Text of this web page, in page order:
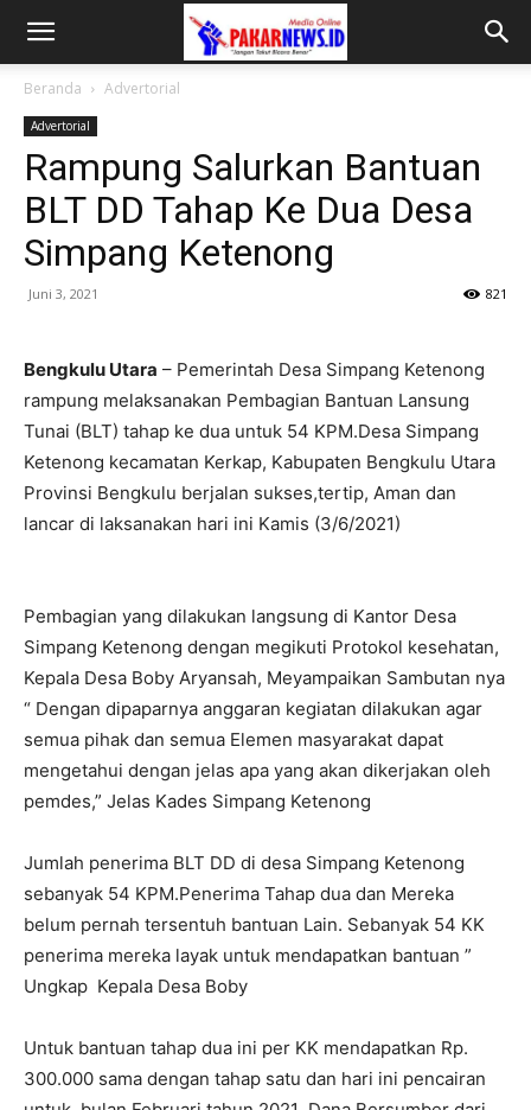
Beranda Advertorial
Advertorial
Rampung Salurkan Bantuan
BLT DD Tahap Ke Dua Desa
Simpang Ketenong
Juni 3, 2021 821
Bengkulu Utara – Pemerintah Desa Simpang Ketenong
rampung melaksanakan Pembagian Bantuan Lansung
Tunai (BLT) tahap ke dua untuk 54 KPM.Desa Simpang
Ketenong kecamatan Kerkap, Kabupaten Bengkulu Utara
Provinsi Bengkulu berjalan sukses,tertip, Aman dan
lancar di laksanakan hari ini Kamis (3/6/2021)
Pembagian yang dilakukan langsung di Kantor Desa
Simpang Ketenong dengan megikuti Protokol kesehatan,
Kepala Desa Boby Aryansah, Meyampaikan Sambutan nya
“ Dengan dipaparnya anggaran kegiatan dilakukan agar
semua pihak dan semua Elemen masyarakat dapat
mengetahui dengan jelas apa yang akan dikerjakan oleh
pemdes,” Jelas Kades Simpang Ketenong
Jumlah penerima BLT DD di desa Simpang Ketenong
sebanyak 54 KPM.Penerima Tahap dua dan Mereka
belum pernah tersentuh bantuan Lain. Sebanyak 54 KK
penerima mereka layak untuk mendapatkan bantuan ”
Ungkap Kepala Desa Boby
Untuk bantuan tahap dua ini per KK mendapatkan Rp.
300.000 sama dengan tahap satu dan hari ini pencairan